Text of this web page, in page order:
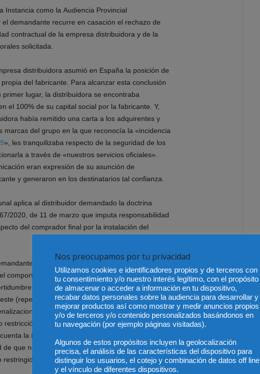
Instancia como la Audiencia Provincial
el demandante recurre en casación el rechazo de
contractual de la empresa distribuidora y de la
solicitada.
distribuidora asumió en España la posición de
propia del fabricante . Para alcanzar esta conclusión
primer lugar, la distribuidora se encontraba
el 100% de su capital social por la fabricante . Y,
había remitido una carta a los adquirentes y
marcas del grupo en la que reconocía la «incidencia
», les tranquilizaba respecto de la seguridad de los
a través de «nuestros servicios oficiales».
eran expresión de su asunción de
y generaron en los destinatarios tal confianza.
aplica al distribuidor demandado la doctrina
2020, de 11 de marzo que imputa responsabilidad
del comprador final por la instalación del
en el contexto del escándalo público que
comportamiento de la fabricante, sufrió un daño
y desasosiegoderivado de las
(repercusiones de la intervención que habría de
zaciones fiscales, posibilidad de paralización
restricción de acceso a determinadas zonas
la importancia que para un comprador de
de que no veráprivado,aunquesea
restringido a determinadas áreas.
Nos preocupamos por tu privacidad
Utilizamos cookies e identificadores propios y de terceros con
tu consentimiento y/o nuestro interés legítimo, con el propósito
de almacenar o acceder a información en tu dispositivo,
recabar datos personales sobre la audiencia para desarrollar y
mejorar productos así como mostrar y medir anuncios propios
y/o de terceros y/o contenido personalizados basándonos en
tu navegación (por ejemplo páginas visitadas).
Algunos de estos propósitos incluyen la geolocalización
precisa, el análisis de las características del dispositivo para
distinguir los usuarios, el cotejo y combinación de datos off line
y el vínculo de diferentes dispositivos.